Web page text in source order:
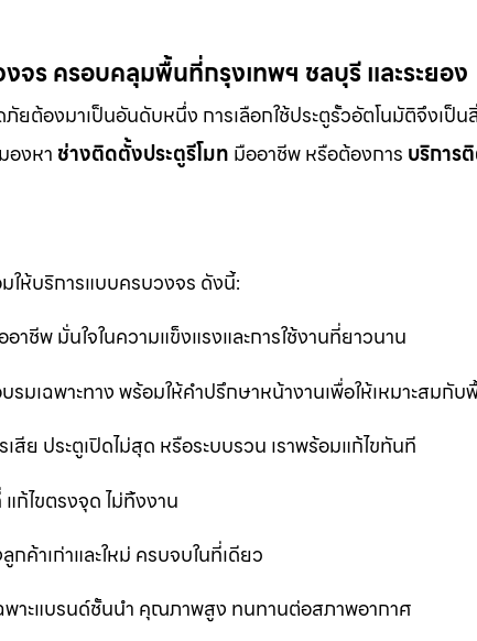
จร ครอบคลุมพื้นที่กรุงเทพฯ ชลบุรี และระยอง
ต้องมาเป็นอันดับหนึ่ง การเลือกใช้ประตูรั้วอัตโนมัติจึงเป็น
องหา ช่างติดตั้งประตูรีโมท มืออาชีพ หรือต้องการ บริการ
ห้บริการแบบครบวงจร ดังนี้:
ชีพ มั่นใจในความแข็งแรงและการใช้งานที่ยาวนาน
รมเฉพาะทาง พร้อมให้คำปรึกษาหน้างานเพื่อให้เหมาะสมกั
สีย ประตูเปิดไม่สุด หรือระบบรวน เราพร้อมแก้ไขทันที
ก้ไขตรงจุด ไม่ทิ้งงาน
กค้าเก่าและใหม่ ครบจบในที่เดียว
พาะแบรนด์ชั้นนำ คุณภาพสูง ทนทานต่อสภาพอากาศ